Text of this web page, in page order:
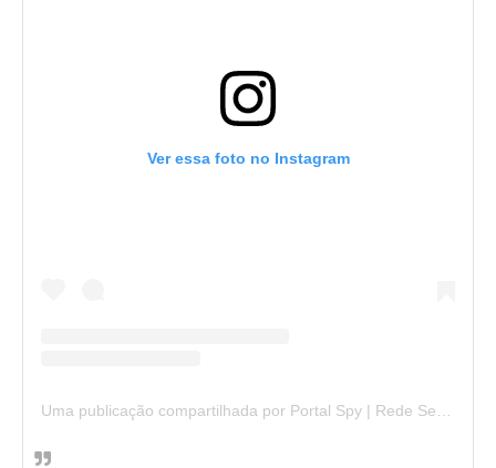
Ver essa foto no Instagram